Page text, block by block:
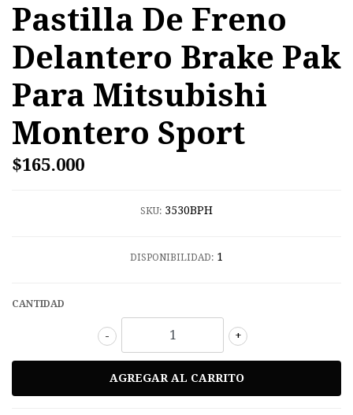
Pastilla De Freno
Delantero Brake Pak
Para Mitsubishi
Montero Sport
$165.000
SKU: 3530BPH
DISPONIBILIDAD: 1
CANTIDAD
+
-